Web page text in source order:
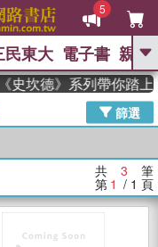
5
GO
吾 The Odyssey 、
果歷史是一群喵 、 暑期
的李登輝時代 、 數學女
偉大的迷走神經
民東大 電子書 親子
坎德》系列帶你踏上
篩選
共 3 筆
第 1 / 1 頁